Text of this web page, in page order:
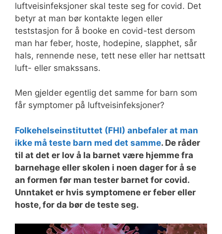
luftveisinfeksjoner skal teste seg for covid. Det
betyr at man bør kontakte legen eller
teststasjon for å booke en covid-test dersom
man har feber, hoste, hodepine, slapphet, sår
hals, rennende nese, tett nese eller har nettsatt
luft- eller smakssans.
Men gjelder egentlig det samme for barn som
får symptomer på luftveisinfeksjoner?
Folkehelseinstituttet (FHI) anbefaler at man
ikke må teste barn med det samme. De råder
til at det er lov å la barnet være hjemme fra
barnehage eller skolen i noen dager for å se
an formen før man tester barnet for covid.
Unntaket er hvis symptomene er feber eller
hoste, for da bør de teste seg.